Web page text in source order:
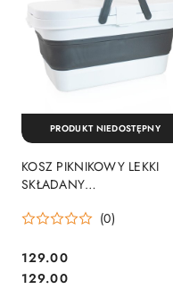
KOSZ PIKNIKOWY LEKKI
SKŁADANY
16L BIAŁO-SZARY
(0)
Cena:
129.00
Cena:
129.00
PRODUKT NIEDOSTĘPNY